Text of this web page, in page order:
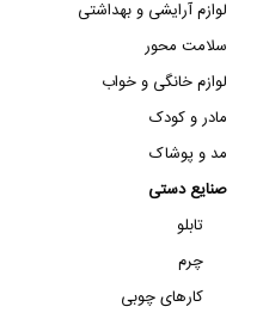
لوازم آرایشی و بهداشتی
سلامت محور
لوازم خانگی و خواب
مادر و کودک
مد و پوشاک
صنایع دستی
تابلو
چرم
کارهای چوبی